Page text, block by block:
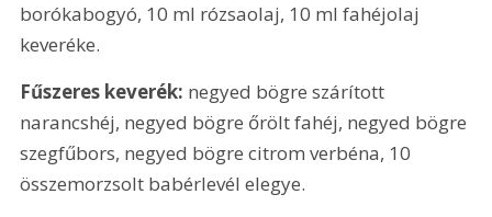
borókabogyó, 10 ml rózsaolaj, 10 ml fahéjolaj
keveréke.
Fűszeres keverék: negyed bögre szárított
narancshéj, negyed bögre őrölt fahéj, negyed bögre
szegfűbors, negyed bögre citrom verbéna, 10
összemorzsolt babérlevél elegye.